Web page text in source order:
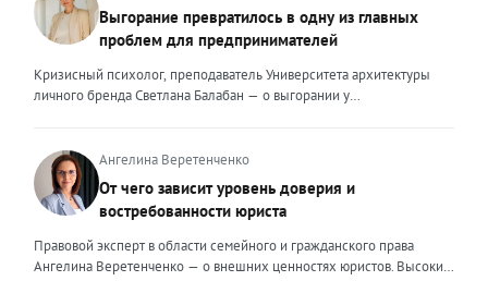
Выгорание превратилось в одну из главных
проблем для предпринимателей
Кризисный психолог, преподаватель Университета архитектуры
личного бренда Светлана Балабан — о выгорании у
проблемой, однако выгорание у предпринимателей заметно
отличается от выгорания у наёмных сотрудников. Наёмный
сотрудник может уйти на больничный или в отпуск, пожаловаться
на что-то начальству или сменить работу. Предприниматель — сам
себе начальник и основа системы. Если он устаёт, бизнес не встанет
на паузу, а просто начнёт разваливаться. У предпринимателей
Ангелина Веретенченко
От чего зависит уровень доверия и
востребованности юриста
Правовой эксперт в области семейного и гражданского права
Ангелина Веретенченко — о внешних ценностях юристов. Высокий